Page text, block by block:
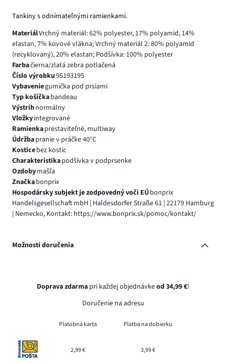
Tankiny s odnímateľnými ramienkami.
MateriálVrchný materiál: 62% polyester, 17% polyamid, 14%
elastan, 7% kovové vlákna; Vrchný materiál 2: 80% polyamid
(recyklovaný), 20% elastan; Podšívka: 100% polyester
Farbačierna/zlatá zebra potlačená
Číslo výrobku95193195
Vybaveniegumička pod prsiami
Typ košíčkabandeau
Výstrihnormálny
Vložkyintegrované
Ramienkaprestaviteľné, multiway
Údržbapranie v práčke 40°C
Kosticebez kostíc
Charakteristikapodšívka v podprsenke
Ozdobymašľa
Značkabonprix
Hospodársky subjekt je zodpovedný voči EÚbonprix
Handelsgesellschaft mbH | Haldesdorfer Straße 61 | 22179 Hamburg
| Nemecko, Kontakt: https://www.bonprix.sk/pomoc/kontakt/
Možnosti doručenia
Doprava zdarma pri každej objednávkeod 34,99 €!
Doručenie na adresu
Platobná karta Platba na dobierku
2,99 € 3,99 €